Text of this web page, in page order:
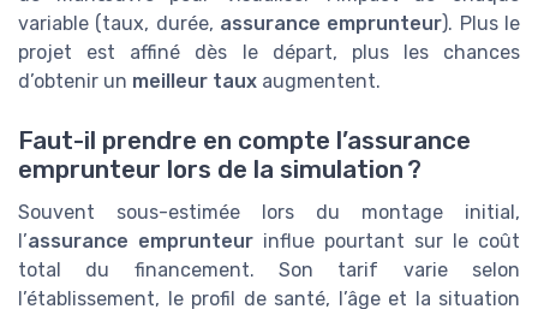
variable (taux, durée, assurance emprunteur). Plus le
projet est affiné dès le départ, plus les chances
d’obtenir un meilleur taux augmentent.
Faut-il prendre en compte l’assurance
emprunteur lors de la simulation ?
Souvent sous-estimée lors du montage initial,
l’assurance emprunteur influe pourtant sur le coût
total du financement. Son tarif varie selon
l’établissement, le profil de santé, l’âge et la situation